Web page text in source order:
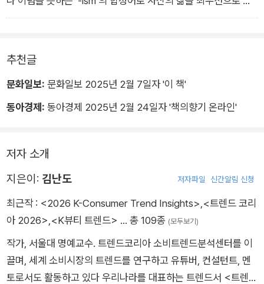
며 호소하자, 다른 친구들이 “그럼 정신과에 가서 상담을 받아야
의 서비스를 받아야 하는 영역으로 여기는 세태도 발생하는 것이
죠.
멘탈 관리에 중요한 과정입니다. 내면이 단단한 ‘외유내강’형 인
각하는 사고방식을 의미합니다.
추천글
문화일보: 문화일보 2025년 2월 7일자 '이 책'
동아경제: 동아경제 2025년 2월 24일자 '책의향기 온라인'
저자 소개
지은이: 김난도 저자파일 신간알림 신청
최근작 : <2026 K-Consumer Trend Insights> <트렌드 코리
아 2026> <K뷰티 트렌드> … 총 109종 (모두보기)
작가, 서울대 명예교수. 트렌드코리아 소비트렌드분석센터를 이
끌며, 세계 소비시장의 트렌드를 연구하고 유튜버, 컨설턴트, 멘
토로서도 활동하고 있다 우리나라를 대표하는 트렌드서 <트렌드